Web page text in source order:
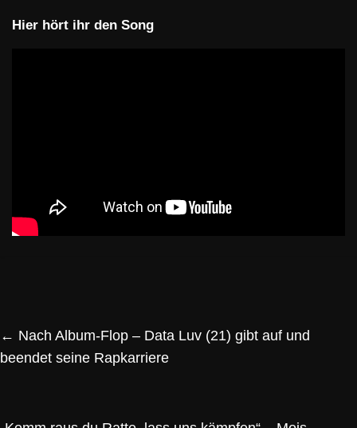
Hier hört ihr den Song
← Nach Album-Flop – Data Luv (21) gibt auf und
beendet seine Rapkarriere